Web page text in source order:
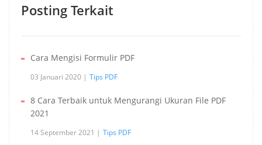
Posting Terkait
Cara Mengisi Formulir PDF
03 Januari 2020 Tips PDF
8 Cara Terbaik untuk Mengurangi Ukuran File PDF
2021
14 September 2021 Tips PDF